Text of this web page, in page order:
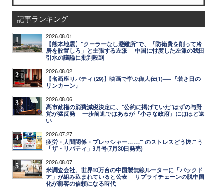
記事ランキング
1 2026.08.01
【熊本地震】"クーラーなし避難所"で、「防衛費を削って冷
房を設置しろ」と主張する左派 ─ 中国に忖度した左派の我田
引水の議論に批判殺到
2 2026.08.02
【名画座リバティ (29)】映画で学ぶ偉人伝(1)──『若き日の
リンカーン』
3 2026.08.06
高市政権の消費減税決定に、"公約に掲げていた"はずの与野
党が猛反発 ─ 一歩前進ではあるが「小さな政府」にはほど遠
い
4 2026.07.27
疲労・人間関係・プレッシャー……このストレスどう抜こう
「ザ・リバティ」9月号(7月30日発売)
5 2026.08.07
米調査会社、世界10万台の中国製無線ルーターに「バックド
ア」が組み込まれていると公表 ─ サプライチェーンの脱中国
化が顧客の信頼になる時代